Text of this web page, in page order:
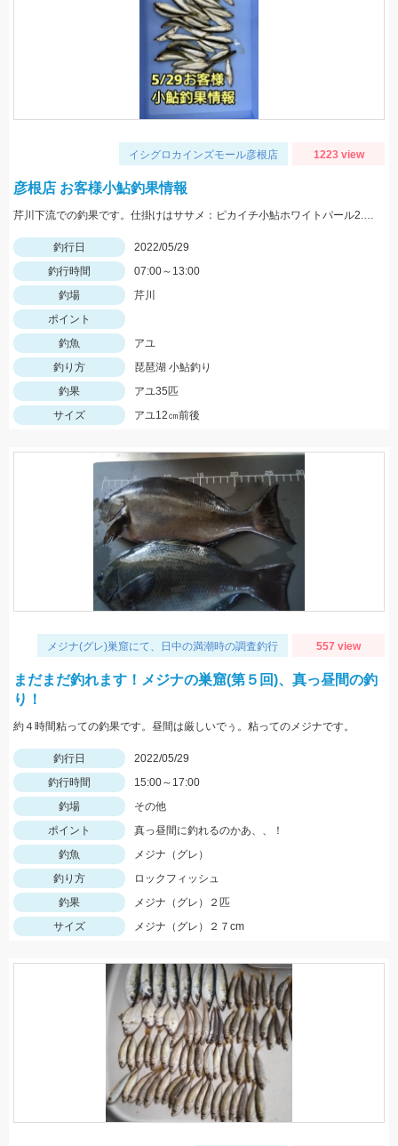
イシグロカインズモール彦根店 1223 view
彦根店 お客様小鮎釣果情報
芹川下流での釣果です。仕掛けはササメ：ピカイチ小鮎ホワイトパール2.5号がオススメです！
釣行日
2022/05/29
釣行時間
07:00～13:00
釣場
芹川
ポイント
釣魚
アユ
釣り方
琵琶湖 小鮎釣り
釣果
アユ35匹
サイズ
アユ12㎝前後
メジナ(グレ)巣窟にて、日中の満潮時の調査釣行 557 view
まだまだ釣れます！メジナの巣窟(第５回)、真っ昼間の釣
り！
約４時間粘っての釣果です。昼間は厳しいでぅ。粘ってのメジナです。
釣行日
2022/05/29
釣行時間
15:00～17:00
釣場
その他
ポイント
真っ昼間に釣れるのかあ、、！
釣魚
メジナ（グレ）
釣り方
ロックフィッシュ
釣果
メジナ（グレ）２匹
サイズ
メジナ（グレ）２７cm